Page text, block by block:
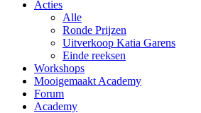
Acties
Alle
Ronde Prijzen
Uitverkoop Katia Garens
Einde reeksen
Workshops
Mooigemaakt Academy
Forum
Academy